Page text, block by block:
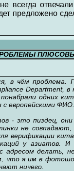
всегда
предложено
в чём проблема.
Department,
одних
с европейскими ФИО.
- это пиздец,
не
верификации
у азиатов.
делать,
что я им в
ничего.